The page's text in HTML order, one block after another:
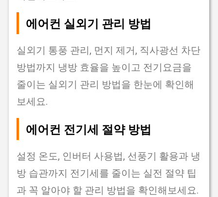
에어컨 실외기 관리 방법
실외기 통풍 관리, 먼지 제거, 직사광선 차단
방법까지 냉방 효율을 높이고 전기요금을
줄이는 실외기 관리 방법을 한눈에 확인해
보세요.
에어컨 전기세 절약 방법
설정 온도, 인버터 사용법, 선풍기 활용과 냉
방 습관까지 전기세를 줄이는 실전 절약 팁
과 꼭 알아야 할 관리 방법을 확인해보세요.